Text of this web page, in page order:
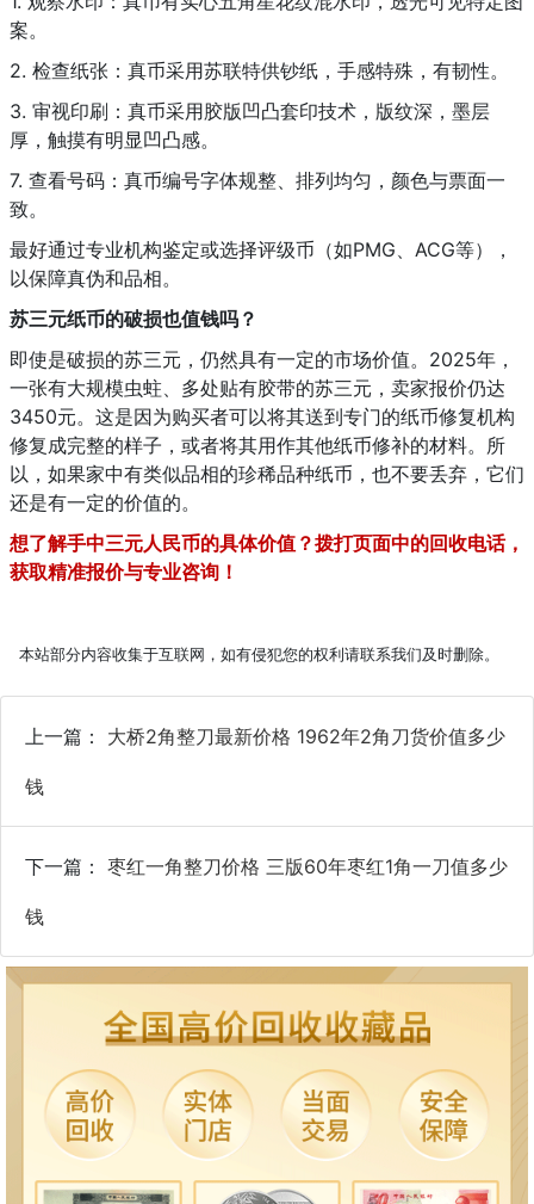
案。
2. 检查纸张：真币采用苏联特供钞纸，手感特殊，有韧性。
3. 审视印刷：真币采用胶版凹凸套印技术，版纹深，墨层
厚，触摸有明显凹凸感。
7. 查看号码：真币编号字体规整、排列均匀，颜色与票面一
致。
最好通过专业机构鉴定或选择评级币（如PMG、ACG等），
以保障真伪和品相。
苏三元纸币的破损也值钱吗？
即使是破损的苏三元，仍然具有一定的市场价值。2025年，
一张有大规模虫蛀、多处贴有胶带的苏三元，卖家报价仍达
3450元。这是因为购买者可以将其送到专门的纸币修复机构
修复成完整的样子，或者将其用作其他纸币修补的材料。所
以，如果家中有类似品相的珍稀品种纸币，也不要丢弃，它们
还是有一定的价值的。
想了解手中三元人民币的具体价值？拨打页面中的回收电话，
获取精准报价与专业咨询！
本站部分内容收集于互联网，如有侵犯您的权利请联系我们及时删除。
上一篇： 大桥2角整刀最新价格 1962年2角刀货价值多少
钱
下一篇： 枣红一角整刀价格 三版60年枣红1角一刀值多少
钱